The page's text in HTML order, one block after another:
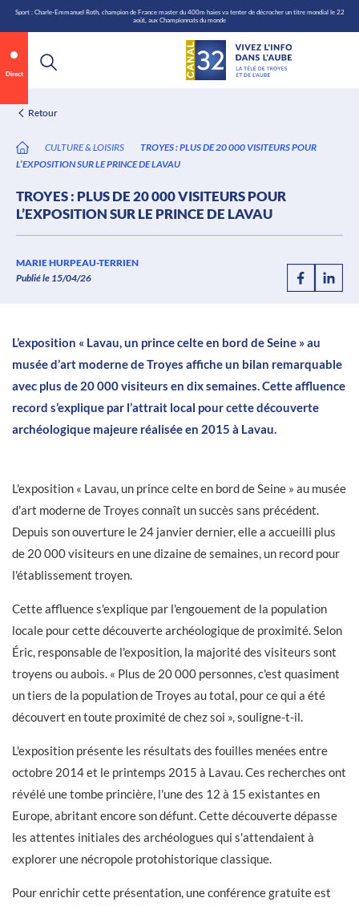
Aller
au
contenu
Sport : Charle-Emmanuel Roth, champion de France master du 400m haies va tenter de décrocher un titre mondial le 22
août, aux Championnats du monde
Direct
Retour
CULTURE & LOISIRS
TROYES : PLUS DE 20 000 VISITEURS POUR
L’EXPOSITION SUR LE PRINCE DE LAVAU
TROYES : PLUS DE 20 000 VISITEURS POUR
L’EXPOSITION SUR LE PRINCE DE LAVAU
MARIE HURPEAU-TERRIEN
Publié le 15/04/26
0:07 / 0:12
L’exposition « Lavau, un prince celte en bord de Seine » au
musée d’art moderne de Troyes affiche un bilan remarquable
avec plus de 20 000 visiteurs en dix semaines. Cette affluence
record s’explique par l’attrait local pour cette découverte
archéologique majeure réalisée en 2015 à Lavau.
L'exposition « Lavau, un prince celte en bord de Seine » au musée
d'art moderne de Troyes connaît un succès sans précédent.
Depuis son ouverture le 24 janvier dernier, elle a accueilli plus
de 20 000 visiteurs en une dizaine de semaines, un record pour
l'établissement troyen.
Cette affluence s'explique par l'engouement de la population
locale pour cette découverte archéologique de proximité. Selon
Éric, responsable de l'exposition, la majorité des visiteurs sont
troyens ou aubois. « Plus de 20 000 personnes, c'est quasiment
un tiers de la population de Troyes au total, pour ce qui a été
découvert en toute proximité de chez soi », souligne-t-il.
L'exposition présente les résultats des fouilles menées entre
octobre 2014 et le printemps 2015 à Lavau. Ces recherches ont
révélé une tombe princière, l'une des 12 à 15 existantes en
Europe, abritant encore son défunt. Cette découverte dépasse
les attentes initiales des archéologues qui s'attendaient à
explorer une nécropole protohistorique classique.
Pour enrichir cette présentation, une conférence gratuite est